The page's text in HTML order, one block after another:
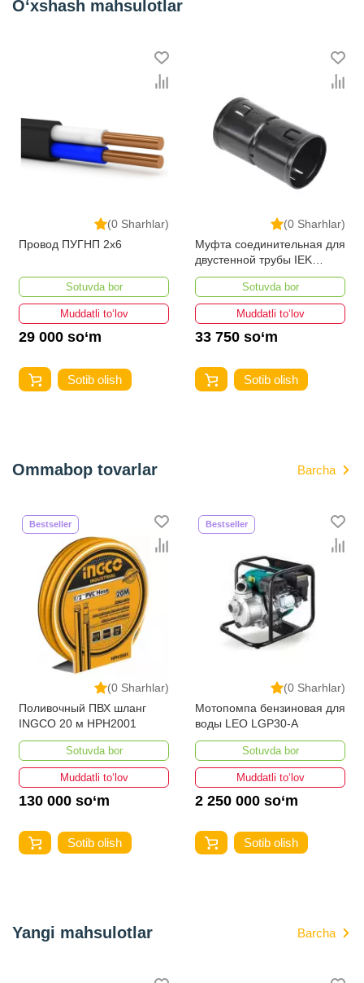
O‘xshash mahsulotlar
(0 Sharhlar)
Провод ПУГНП 2х6
Sotuvda bor
Muddatli to‘lov
29 000 so‘m
Sotib olish
(0 Sharhlar)
Муфта соединительная для
двустенной трубы IEK
d=90мм
Sotuvda bor
Muddatli to‘lov
33 750 so‘m
Sotib olish
Ommabop tovarlar Barcha
(0 Sharhlar)
Bestseller
Поливочный ПВХ шланг
INGCO 20 м HPH2001
Sotuvda bor
Muddatli to‘lov
130 000 so‘m
Sotib olish
(0 Sharhlar)
Bestseller
Мотопомпа бензиновая для
воды LEO LGP30-A
Sotuvda bor
Muddatli to‘lov
2 250 000 so‘m
Sotib olish
Yangi mahsulotlar Barcha